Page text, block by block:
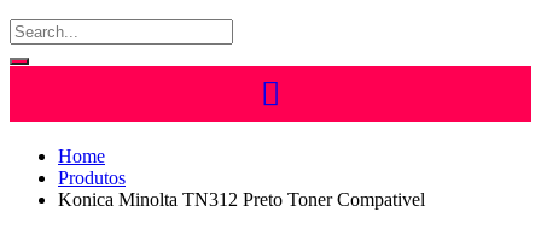
Home
Produtos
Konica Minolta TN312 Preto Toner Compativel